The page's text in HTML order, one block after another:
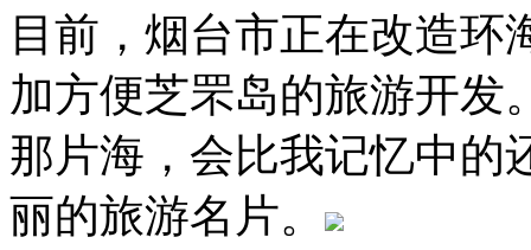
目前，烟台市正在改造环
加方便芝罘岛的旅游开发
那片海，会比我记忆中的
丽的旅游名片。